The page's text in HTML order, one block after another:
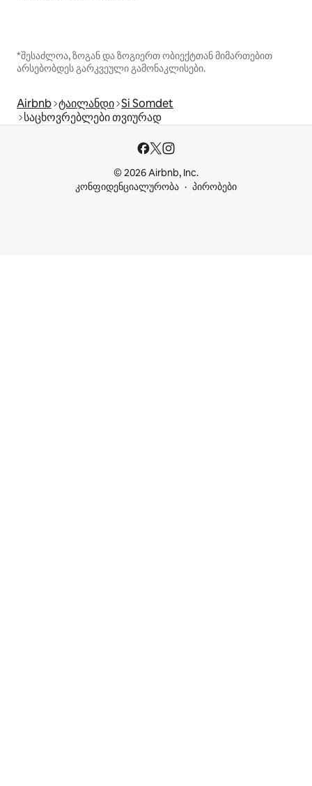
*შესაძლოა, ზოგან და ზოგიერთ ობიექტთან მიმართებით
არსებობდეს გარკვეული გამონაკლისები.
Airbnb ტაილანდი Si Somdet
საცხოვრებლები თვიურად
© 2026 Airbnb, Inc.
კონფიდენციალურობა
პირობები